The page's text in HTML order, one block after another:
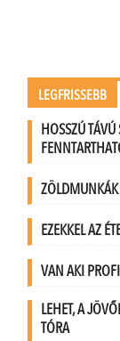
LEGFRISSEBB
HOSSZÚ
ZÖLDMUNKÁK
EZEKKEL AZ
VAN AKI
LEHET, A
TÓRA